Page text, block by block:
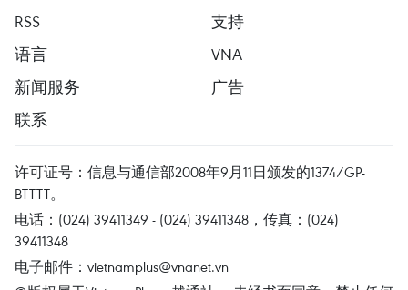
RSS
支持
语言
VNA
新闻服务
广告
联系
许可证号：信息与通信部2008年9月11日颁发的1374/GP-
BTTTT。
电话：(024) 39411349 - (024) 39411348，传真：(024)
39411348
电子邮件： vietnamplus@vnanet.vn